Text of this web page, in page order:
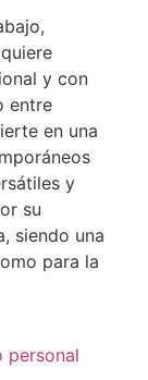
y con
entre
en una
y
su
siendo una
para la
personal